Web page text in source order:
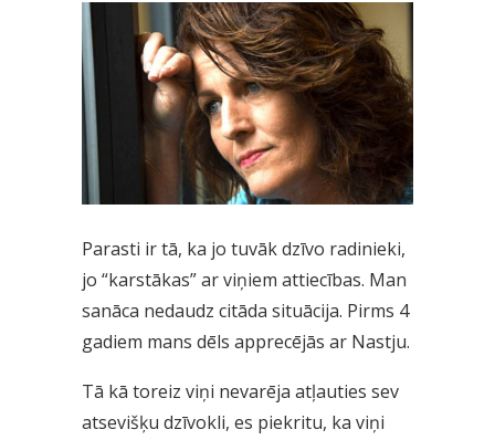
Parasti ir tā, ka jo tuvāk dzīvo radinieki,
jo “karstākas” ar viņiem attiecības. Man
sanāca nedaudz citāda situācija. Pirms 4
gadiem mans dēls apprecējās ar Nastju.
Tā kā toreiz viņi nevarēja atļauties sev
atsevišķu dzīvokli, es piekritu, ka viņi